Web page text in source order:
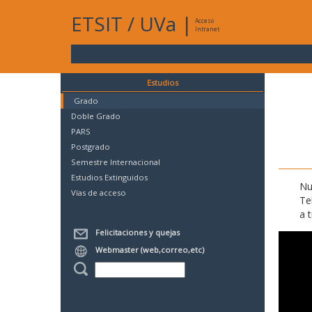
ETSIT / UVa |
Acceso
Intranet
Estudios
Grado
Doble Grado
PARS
Postgrado
Semestre Internacional
Estudios Extinguidos
Vías de acceso
Felicitaciones y quejas
Webmaster (web,correo,etc)
a